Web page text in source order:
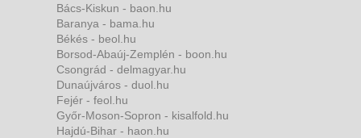
Bács-Kiskun - baon.hu
Baranya - bama.hu
Békés - beol.hu
Borsod-Abaúj-Zemplén - boon.hu
Csongrád - delmagyar.hu
Dunaújváros - duol.hu
Fejér - feol.hu
Győr-Moson-Sopron - kisalfold.hu
Hajdú-Bihar - haon.hu